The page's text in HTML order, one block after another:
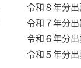
令和８年分
令和７年分
令和６年分
令和５年分